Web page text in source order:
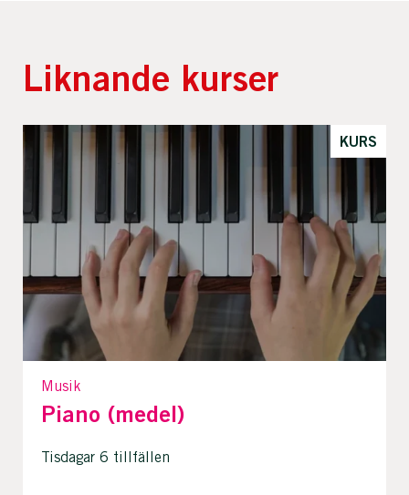
Liknande kurser
KURS
Musik
Piano (medel)
Tisdagar 6 tillfällen